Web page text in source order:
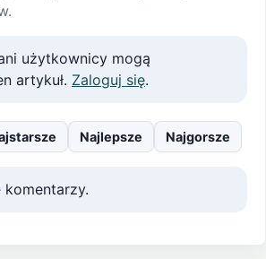
użytkownicy mogą
artykuł. Zaloguj się.
Najlepsze Najgorsze
komentarzy.